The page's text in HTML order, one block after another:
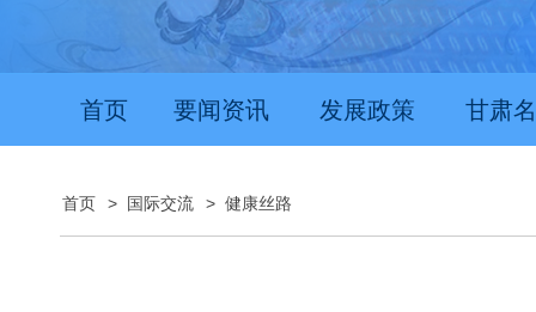
首页 要闻资讯 发展政策 甘肃
首页 > 国际交流 > 健康丝路